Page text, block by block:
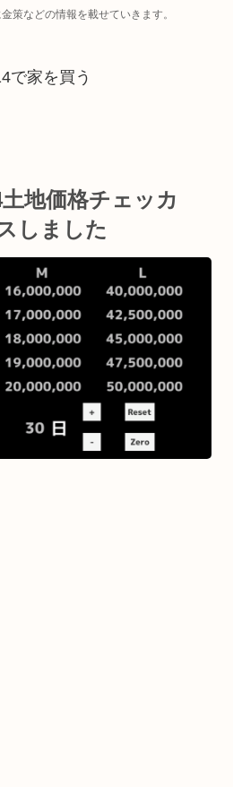
策などの情報を載せていきます。
で家を買う
地価格チェッカ
しました